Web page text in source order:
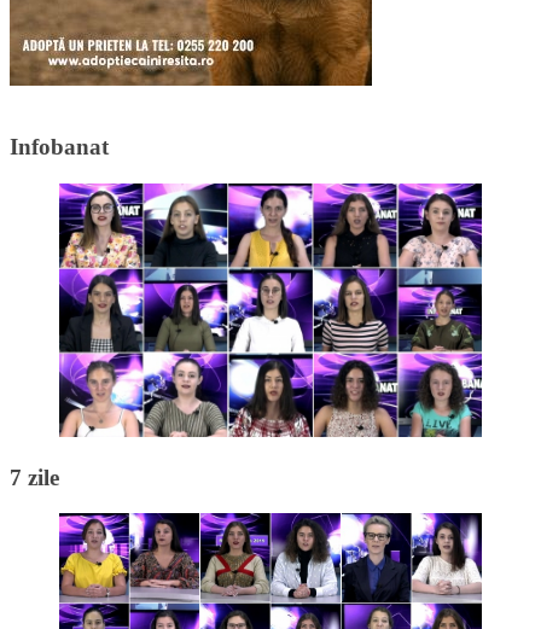
Infobanat
7 zile